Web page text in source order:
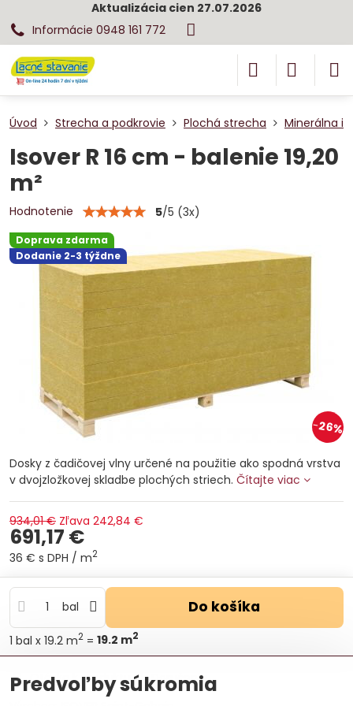
Aktualizácia cien 27.07.2026
Informácie 0948 161 772
Doprava zdarma
Dodanie 2-3 týždne
26%
Úvod Strecha a podkrovie Plochá strecha Minerálna
Isover R 16 cm - balenie 19,20
m²
Hodnotenie 5/5 (3x)
Dosky z čadičovej vlny určené na použitie ako spodná vrstva
v dvojzložkovej skladbe plochých striech. Čítajte viac
934,01 € Zľava 242,84 €
691,17 €
36 € s DPH / m2
bal Do košíka
1 bal x 19.2 m2 = 19.2 m2
Otázka k produktu
Doručenia
Predvoľby súkromia